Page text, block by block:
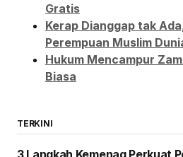
Gratis
Kerap Dianggap tak
Perempuan Muslim
Hukum Mencampur
Biasa
TERKINI